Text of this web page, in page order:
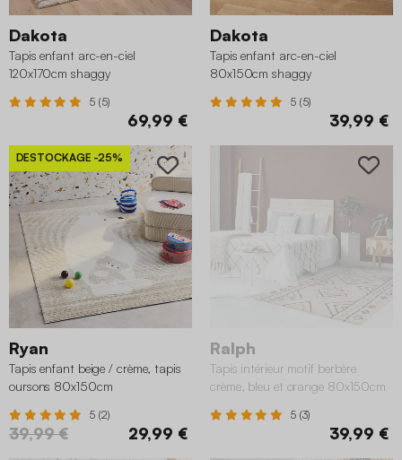
Dakota
Tapis enfant arc-en-ciel
120x170cm shaggy
5 (5)
69,99 €
Dakota
Tapis enfant arc-en-ciel
80x150cm shaggy
5 (5)
39,99 €
DESTOCKAGE -25%
Ryan
Tapis enfant beige / crème, tapis
oursons 80x150cm
5 (2)
39,99 € 29,99 €
Ralph
Tapis intérieur motif berbère
crème, bleu et orange 80x150cm
5 (3)
39,99 €